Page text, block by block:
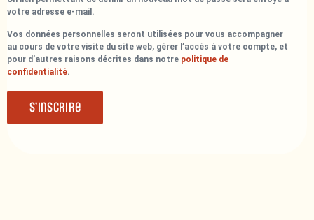
votre adresse e-mail.
Vos données personnelles seront utilisées pour vous accompagner
au cours de votre visite du site web, gérer l’accès à votre compte, et
pour d’autres raisons décrites dans notre politique de
confidentialité.
S’inscrire